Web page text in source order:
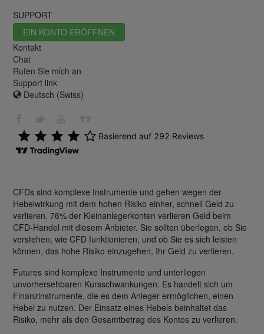
SUPPORT
EIN KONTO ERÖFFNEN
Kontakt
Chat
Rufen Sie mich an
Support link
Deutsch (Swiss)
CFDs sind komplexe Instrumente und gehen wegen der
Hebelwirkung mit dem hohen Risiko einher, schnell Geld zu
verlieren. 76% der Kleinanlegerkonten verlieren Geld beim
CFD-Handel mit diesem Anbieter. Sie sollten überlegen, ob Sie
verstehen, wie CFD funktionieren, und ob Sie es sich leisten
können, das hohe Risiko einzugehen, Ihr Geld zu verlieren.
Futures sind komplexe Instrumente und unterliegen
unvorhersehbaren Kursschwankungen. Es handelt sich um
Finanzinstrumente, die es dem Anleger ermöglichen, einen
Hebel zu nutzen. Der Einsatz eines Hebels beinhaltet das
Risiko, mehr als den Gesamtbetrag des Kontos zu verlieren.